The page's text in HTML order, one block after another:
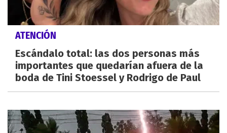
ATENCIÓN
Escándalo total: las dos personas más
importantes que quedarían afuera de la
boda de Tini Stoessel y Rodrigo de Paul